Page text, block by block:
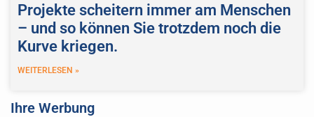
Projekte scheitern immer am Menschen
– und so können Sie trotzdem noch die
Kurve kriegen.
WEITERLESEN »
Ihre Werbung